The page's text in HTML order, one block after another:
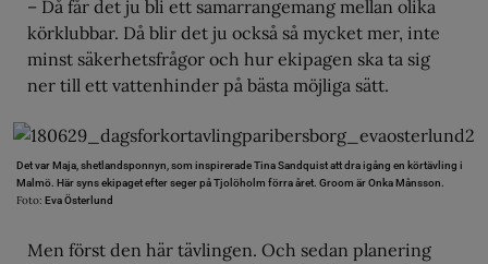
– Då får det ju bli ett samarrangemang mellan olika
körklubbar. Då blir det ju också så mycket mer, inte
minst säkerhetsfrågor och hur ekipagen ska ta sig
ner till ett vattenhinder på bästa möjliga sätt.
Det var Maja, shetlandsponnyn, som inspirerade Tina Sandquist att dra igång en körtävling i
Malmö. Här syns ekipaget efter seger på Tjolöholm förra året. Groom är Onka Månsson.
Foto: Eva Österlund
Men först den här tävlingen. Och sedan planering